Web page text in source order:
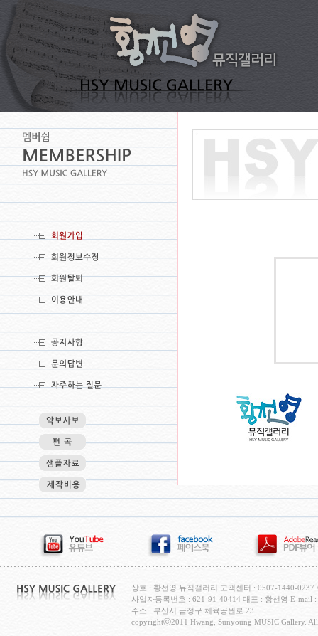
상호 : 황선영 뮤직갤러리 고객센터 : 0507-1440-0237
사업자등록번호 : 621-91-40414 대표 : 황선영 E-mail :
주소 : 부산시 금정구 체육공원로 23
copyrightⓒ2011 Hwang, Sunyoung MUSIC Gallery. All